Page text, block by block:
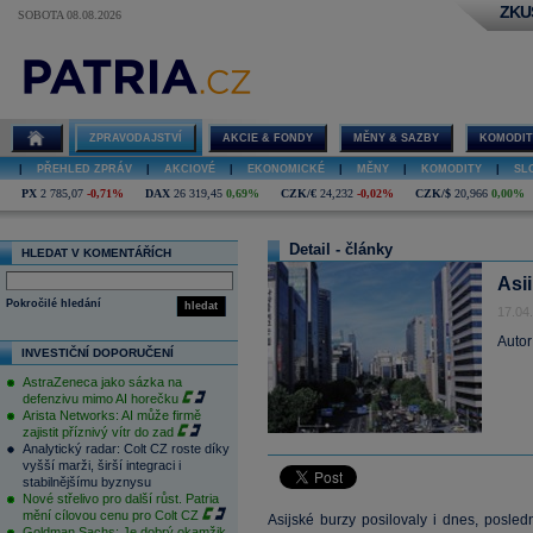
SOBOTA 08.08.2026
ZPRAVODAJSTVÍ AKCIE & FONDY MĚNY & SAZBY
PŘEHLED ZPRÁV AKCIOVÉ EKONOMICKÉ MĚNY KOMODITY
PX 2 785,07 -0,71% DAX 26 319,45 0,69% CZK/€ 24,232 -0,02% CZK/$ 20,966 0,00%
HLEDAT V KOMENTÁŘÍCH
hledat
Pokročilé hledání
INVESTIČNÍ DOPORUČENÍ
AstraZeneca jako sázka na
defenzivu mimo AI horečku
Arista Networks: AI může firmě
zajistit příznivý vítr do zad
Analytický radar: Colt CZ roste díky
vyšší marži, širší integraci i
stabilnějšímu byznysu
Nové střelivo pro další růst. Patria
mění cílovou cenu pro Colt CZ
Detail - články
Asijské burzy posilovaly i dnes,